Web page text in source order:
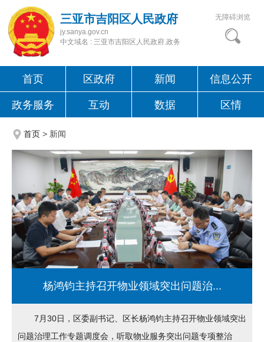
三亚市吉阳区人民政府
jy.sanya.gov.cn
中文域名 : 三亚市吉阳区人民政府.政务
无障碍浏览
首页 区政府 新闻 信息公开
政务服务 互动 数据 区情
首页 > 新闻
杨鸿钧主持召开物业领域突出问题治...
7月30日，区委副书记、区长杨鸿钧主持召开物业领域突出
问题治理工作专题调度会，听取物业服务突出问题专项整治